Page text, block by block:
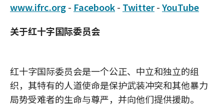
www.ifrc.org- Facebook- Twitter-YouTube
关于红十字国际委员会
红十字国际委员会是一个公正、中立和独立的组
织，其特有的人道使命是保护武装冲突和其他暴力
局势受难者的生命与尊严，并向他们提供援助。